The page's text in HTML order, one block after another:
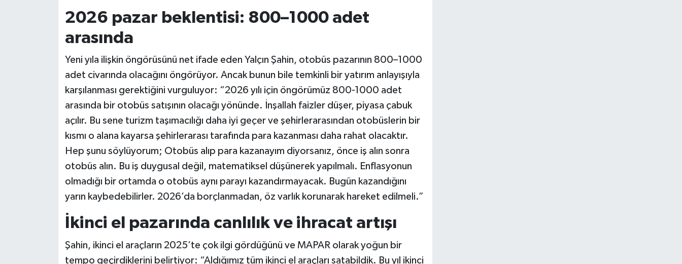
2026 pazar beklentisi: 800–1000 adet
arasında
Yeni yıla ilişkin öngörüsünü net ifade eden Yalçın Şahin, otobüs pazarının 800–1000
adet civarında olacağını öngörüyor. Ancak bunun bile temkinli bir yatırım anlayışıyla
karşılanması gerektiğini vurguluyor: “2026 yılı için öngörümüz 800-1000 adet
arasında bir otobüs satışının olacağı yönünde. İnşallah faizler düşer, piyasa çabuk
açılır. Bu sene turizm taşımacılığı daha iyi geçer ve şehirlerarasından otobüslerin bir
kısmı o alana kayarsa şehirlerarası tarafında para kazanması daha rahat olacaktır.
Hep şunu söylüyorum; Otobüs alıp para kazanayım diyorsanız, önce iş alın sonra
otobüs alın. Bu iş duygusal değil, matematiksel düşünerek yapılmalı. Enflasyonun
olmadığı bir ortamda o otobüs aynı parayı kazandırmayacak. Bugün kazandığını
yarın kaybedebilirler. 2026’da borçlanmadan, öz varlık korunarak hareket edilmeli.”
İkinci el pazarında canlılık ve ihracat artışı
Şahin, ikinci el araçların 2025’te çok ilgi gördüğünü ve MAPAR olarak yoğun bir
tempo geçirdiklerini belirtiyor: “Aldığımız tüm ikinci el araçları satabildik. Bu yıl ikinci